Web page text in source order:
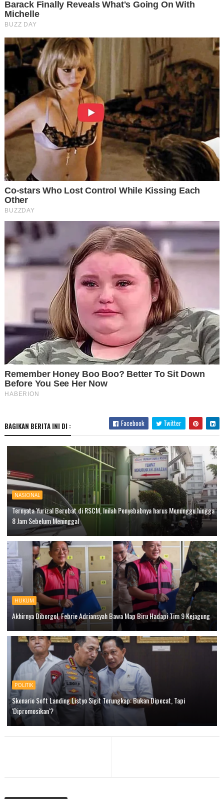
BAGIKAN BERITA INI DI : Facebook Twitter
NASIONAL
Ternyata Yurizal Berobat di RSCM, Inilah Penyebabnya harus Menunggu hingga
8 Jam Sebelum Meninggal
HUKUM
Akhirnya Diborgol, Febrie Adriansyah Bawa Map Biru Hadapi Tim 9 Kejagung
POLITIK
Skenario Soft Landing Listyo Sigit Terungkap: Bukan Dipecat, Tapi
'Dipromosikan'?